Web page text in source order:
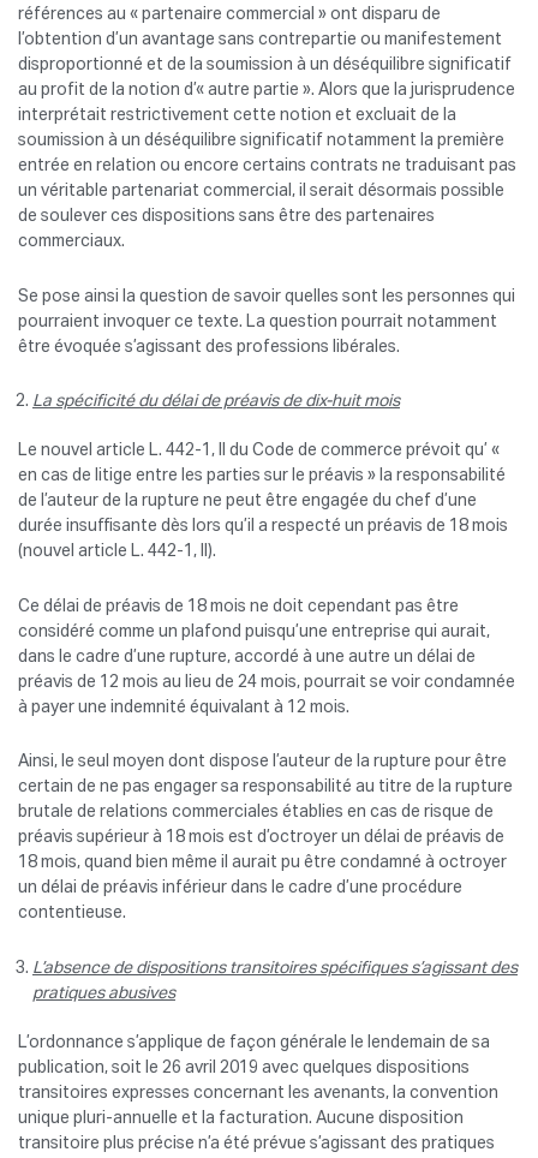
références au « partenaire commercial » ont disparu de
l’obtention d’un avantage sans contrepartie ou manifestement
disproportionné et de la soumission à un déséquilibre significatif
au profit de la notion d’« autre partie ». Alors que la jurisprudence
interprétait restrictivement cette notion et excluait de la
soumission à un déséquilibre significatif notamment la première
entrée en relation ou encore certains contrats ne traduisant pas
un véritable partenariat commercial, il serait désormais possible
de soulever ces dispositions sans être des partenaires
commerciaux.
Se pose ainsi la question de savoir quelles sont les personnes qui
pourraient invoquer ce texte. La question pourrait notamment
être évoquée s’agissant des professions libérales.
La spécificité du délai de préavis de dix-huit mois
Le nouvel article L. 442-1, II du Code de commerce prévoit qu’ «
en cas de litige entre les parties sur le préavis » la responsabilité
de l’auteur de la rupture ne peut être engagée du chef d’une
durée insuffisante dès lors qu’il a respecté un préavis de 18 mois
(nouvel article L. 442-1, II).
Ce délai de préavis de 18 mois ne doit cependant pas être
considéré comme un plafond puisqu’une entreprise qui aurait,
dans le cadre d’une rupture, accordé à une autre un délai de
préavis de 12 mois au lieu de 24 mois, pourrait se voir condamnée
à payer une indemnité équivalant à 12 mois.
Ainsi, le seul moyen dont dispose l’auteur de la rupture pour être
certain de ne pas engager sa responsabilité au titre de la rupture
brutale de relations commerciales établies en cas de risque de
préavis supérieur à 18 mois est d’octroyer un délai de préavis de
18 mois, quand bien même il aurait pu être condamné à octroyer
un délai de préavis inférieur dans le cadre d’une procédure
contentieuse.
L’absence de dispositions transitoires spécifiques s’agissant des
pratiques abusives
L’ordonnance s’applique de façon générale le lendemain de sa
publication, soit le 26 avril 2019 avec quelques dispositions
transitoires expresses concernant les avenants, la convention
unique pluri-annuelle et la facturation. Aucune disposition
transitoire plus précise n’a été prévue s’agissant des pratiques